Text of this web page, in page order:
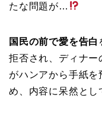
たな問題が…
国民の前で愛を告白
拒否され、ディナー
がハンアから手紙
め、内容に呆然とし